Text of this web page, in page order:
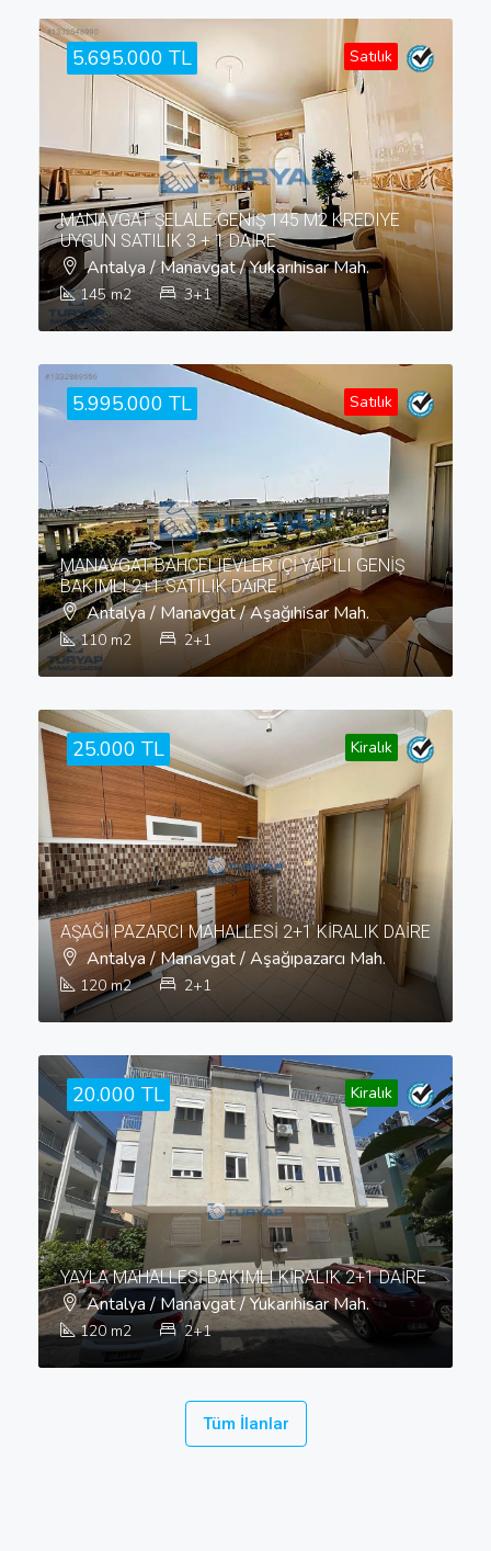
5.695.000 TL Satılık
MANAVGAT ŞELALE GENİŞ 145 M2 KREDIYE
UYGUN SATILIK 3 + 1 DAİRE
145 m2 3+1
Antalya / Manavgat / Yukarıhisar Mah.
5.995.000 TL Satılık
MANAVGAT BAHÇELIEVLER İÇİ YAPILI GENİŞ
BAKIMLI 2+1 SATILIK DAiRE
110 m2 2+1
Antalya / Manavgat / Aşağıhisar Mah.
25.000 TL Kiralık
AŞAĞI PAZARCI MAHALLESİ 2+1 KİRALIK DAİRE
120 m2 2+1
Antalya / Manavgat / Aşağıpazarcı Mah.
20.000 TL Kiralık
YAYLA MAHALLESİ BAKIMLI KİRALIK 2+1 DAİRE
120 m2 2+1
Antalya / Manavgat / Yukarıhisar Mah.
Tüm İlanlar